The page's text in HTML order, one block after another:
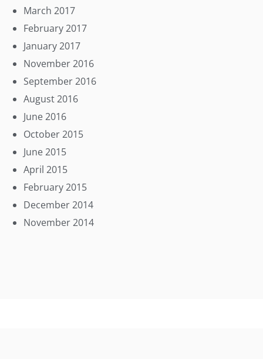
March 2017
February 2017
January 2017
November 2016
September 2016
August 2016
June 2016
October 2015
June 2015
April 2015
February 2015
December 2014
November 2014